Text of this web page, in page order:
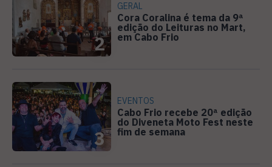
2
GERAL
Cora Coralina é tema da 9ª
edição do Leituras no Mart,
em Cabo Frio
3
EVENTOS
Cabo Frio recebe 20ª edição
do Diveneta Moto Fest neste
fim de semana